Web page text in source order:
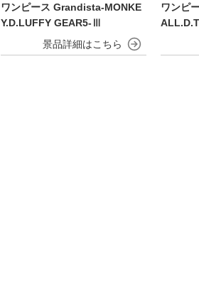
ワンピース Grandista-MONKE
Y.D.LUFFY GEAR5-Ⅲ
ワンピ